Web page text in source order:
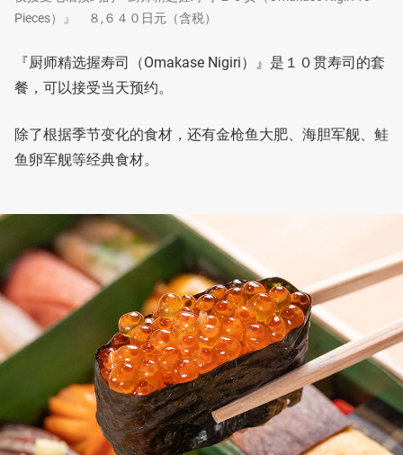
Pieces）』 ８,６４０日元（含税）
『厨师精选握寿司（Omakase Nigiri）』是１０贯寿司的套
餐，可以接受当天预约。
除了根据季节变化的食材，还有金枪鱼大肥、海胆军舰、鲑
鱼卵军舰等经典食材。